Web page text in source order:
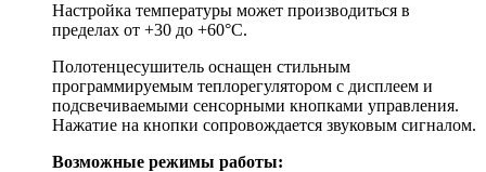
Настройка температуры может производиться в
пределах от +30 до +60°С.
Полотенцесушитель оснащен стильным
программируемым теплорегулятором с дисплеем и
подсвечиваемыми сенсорными кнопками управления.
Нажатие на кнопки сопровождается звуковым сигналом.
Возможные режимы работы: